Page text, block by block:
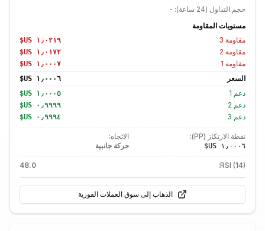
حجم التداول (24 ساعة):
-
مستويات المقاومة
مقاومة 3
مقاومة 2
مقاومة 1
السعر
دعم 1
دعم 2
دعم 3
نقطة الارتكاز (PP):
الاتجاه:
حركة جانبية
RSI (14):
48.0
الذهاب إلى سوق العملات الفورية